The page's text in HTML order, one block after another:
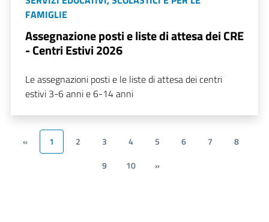
FAMIGLIE
Assegnazione posti e liste di attesa dei CRE
- Centri Estivi 2026
Le assegnazioni posti e le liste di attesa dei centri
estivi 3-6 anni e 6-14 anni
« 1 2 3 4 5 6 7
8
9
10 »